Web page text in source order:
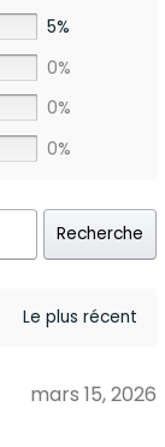
5%
0%
0%
0%
Recherche
mars 15, 2026